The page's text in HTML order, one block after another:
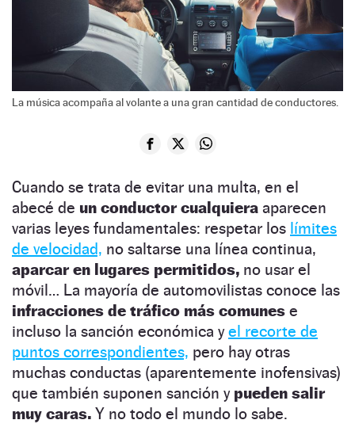
La música acompaña al volante a una gran cantidad de conductores.
Cuando se trata de evitar una multa, en el
abecé de un conductor cualquiera aparecen
varias leyes fundamentales: respetar los límites
de velocidad, no saltarse una línea continua,
aparcar en lugares permitidos, no usar el
móvil… La mayoría de automovilistas conoce las
infracciones de tráfico más comunes e
incluso la sanción económica yel recorte de
puntos correspondientes, pero hay otras
muchas conductas (aparentemente inofensivas)
que también suponen sanción y pueden salir
muy caras. Y no todo el mundo lo sabe.